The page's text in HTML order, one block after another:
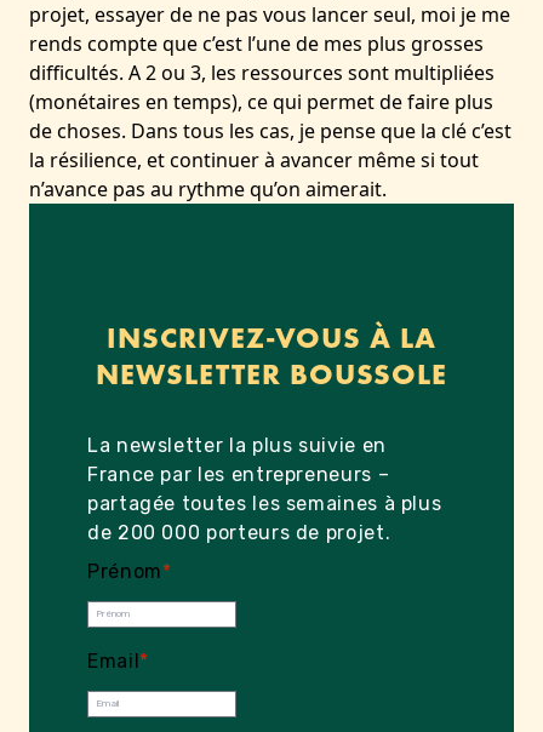
projet, essayer de ne pas vous lancer seul, moi je me
rends compte que c’est l’une de mes plus grosses
difficultés. A 2 ou 3, les ressources sont multipliées
(monétaires en temps), ce qui permet de faire plus
de choses. Dans tous les cas, je pense que la clé c’est
la résilience, et continuer à avancer même si tout
n’avance pas au rythme qu’on aimerait.
INSCRIVEZ-VOUS À LA
NEWSLETTER BOUSSOLE
La newsletter la plus suivie en
France par les entrepreneurs –
partagée toutes les semaines à plus
de 200 000 porteurs de projet.
Prénom*
Email*